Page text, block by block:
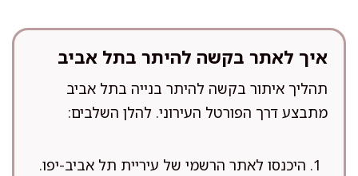
איך לאתר בקשה להיתר בתל אביב
תהליך איתור בקשה להיתר בנייה בתל אביב
מתבצע דרך הפורטל העירוני. להלן השלבים:
היכנסו לאתר הרשמי של עיריית תל אביב-יפו.